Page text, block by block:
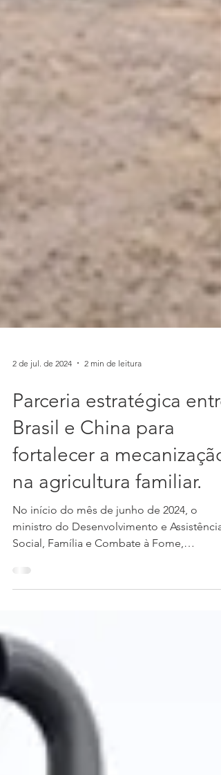
Parceria estratégica entre
Brasil e China para
fortalecer a mecanização
na agricultura familiar.
No início do mês de junho de 2024, o
Social, Família e Combate à Fome,
Wellington Dias, teve...